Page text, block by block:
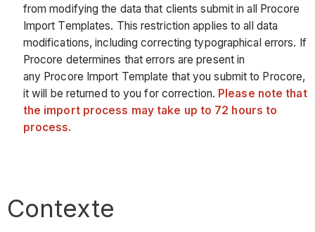
from modifying the data that clients submit in all Procore
Import Templates. This restriction applies to all data
modifications, including correcting typographical errors. If
Procore determines that errors are present in
any Procore Import Template that you submit to Procore,
it will be returned to you for correction. Please note that
the import process may take up to 72 hours to
process.
Contexte